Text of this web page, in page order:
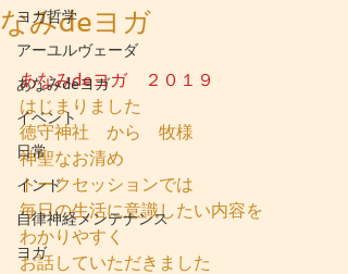
ヨガ哲学
アーユルヴェーダ
あなみdeヨガ
イベント
日常
インド
自律神経メンテナンス
ヨガ
なみdeヨガ
あなみdeヨガ　２０１９
はじまりました
徳守神社　から　牧様
神聖なお清め
トークセッションでは
毎日の生活に意識したい内容を
わかりやすく
お話していただきました